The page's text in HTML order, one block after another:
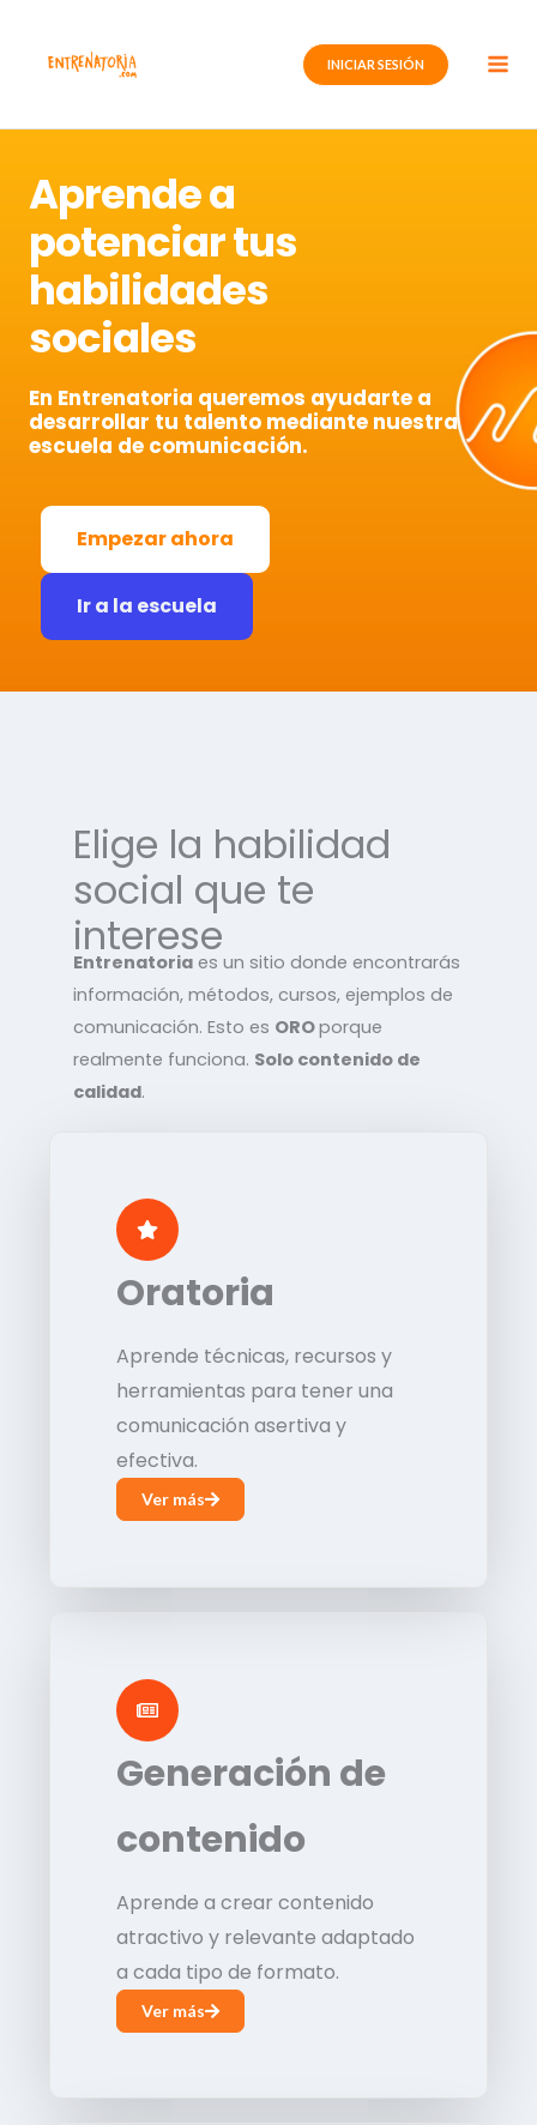
contenido
INICIAR SESIÓN
Aprende a
potenciar tus
habilidades
sociales
En Entrenatoria queremos ayudarte a
desarrollar tu talento mediante nuestra
escuela de comunicación.
Empezar ahora
Ir a la escuela
Elige la habilidad
social que te
interese
Entrenatoria es un sitio donde encontrarás
información, métodos, cursos, ejemplos de
comunicación. Esto es OROporque
realmente funciona. Solo contenido de
calidad.
Oratoria
Aprende técnicas, recursos y
herramientas para tener una
comunicación asertiva y
efectiva.
Ver más
Generación de
contenido
Aprende a crear contenido
atractivo y relevante adaptado
a cada tipo de formato.
Ver más